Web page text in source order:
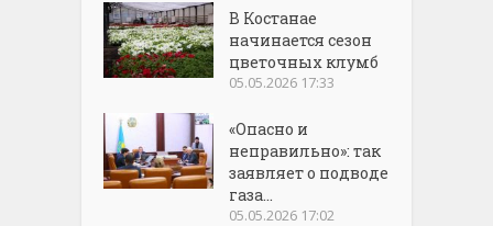
В Костанае
начинается сезон
цветочных клумб
05.05.2026 17:33
«Опасно и
неправильно»: так
заявляет о подводе
газа...
05.05.2026 17:02